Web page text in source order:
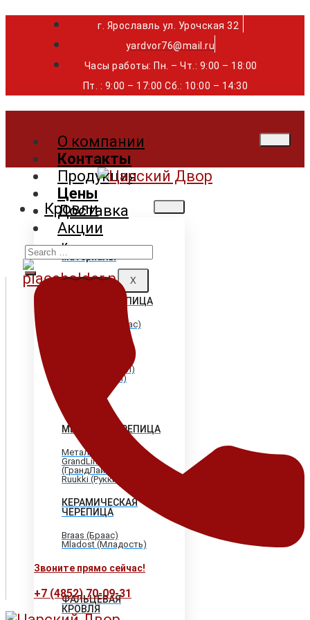
г. Ярославль ул. Урочская 32 ⁣⁣⁣⁣
yardvor76@mail.ru
Часы работы: Пн. – Чт.: 9:00 – 18:00
Пт. : 9:00 – 17:00 Сб.: 10:00 – 14:30
О компании
Контакты
Продукция
Цены
Доставка
Акции
X
Кровли
Кровельные
материалы
ГИБКАЯ ЧЕРЕПИЦА
Shinglas (Шинглас)
Katepal (Катепал)
Icopal (Икопал)
МЕТАЛЛОЧЕРЕПИЦА
МеталлПрофиль
GrandLine
(ГрандЛайн)
Ruukki (Рукки)
КЕРАМИЧЕСКАЯ
ЧЕРЕПИЦА
Braas (Браас)
Mladost (Младость)
ФАЛЬЦЕВАЯ
КРОВЛЯ
Search
for:
Звоните прямо сейчас!
+7 (4852) 70-09-31